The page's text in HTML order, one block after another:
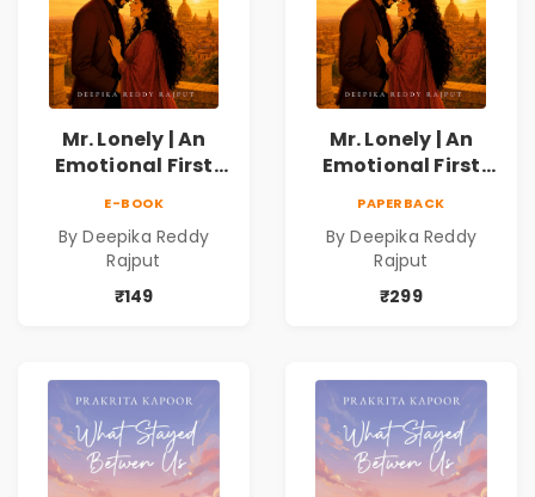
Mr. Lonely | An
Emotional First
Reddy Rajput |
Pre-Order
E-BOOK
By Deepika Reddy
Rajput
₹149
Mr. Lonely | An
Emotional First
Reddy Rajput
PAPERBACK
By Deepika Reddy
Rajput
₹299